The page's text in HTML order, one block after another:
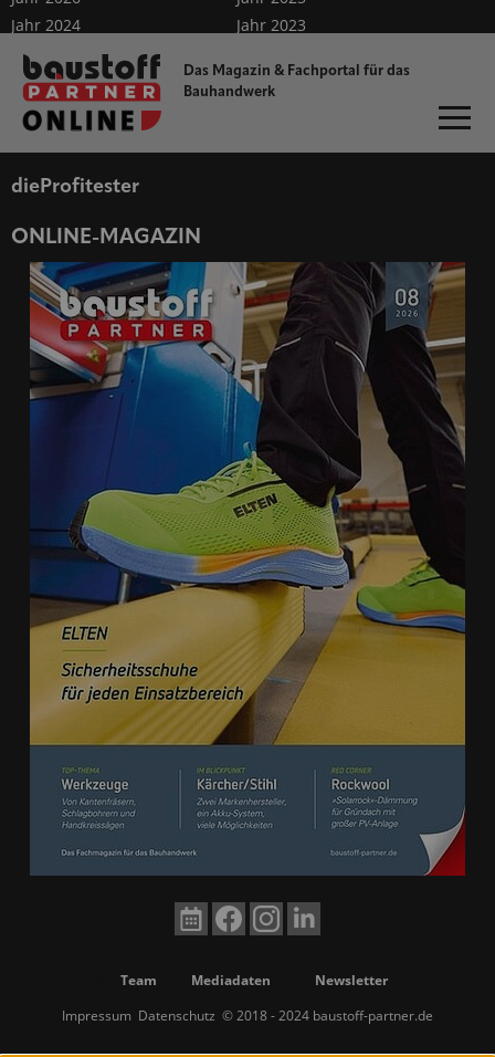
Das Magazin & Fachportal für das
Bauhandwerk
Jahr 2024
Jahr 2023
Jahr 2022
Jahr 2020
Jahr 2019
Sonderveröffentlichungen
Mini-Abo
dieProfitester
ONLINE-MAGAZIN
Team Mediadaten
Newsletter
Impressum Datenschutz © 2018 - 2024 baustoff-partner.de